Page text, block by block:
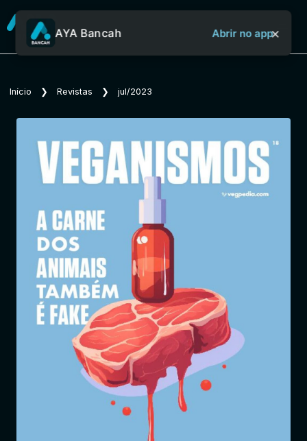
Sobre o Aya Bancah
Início
Notícias
Entrar
AYA Bancah Abrir no app×
Início ❯ Revistas ❯ jul/2023